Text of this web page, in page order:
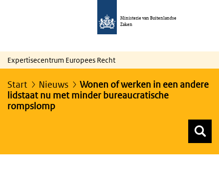
Ministerie van Buitenlandse
Zaken
Expertisecentrum Europees Recht
Start Nieuws
Wonen of werken in een andere
lidstaat nu met minder bureaucratische
rompslomp